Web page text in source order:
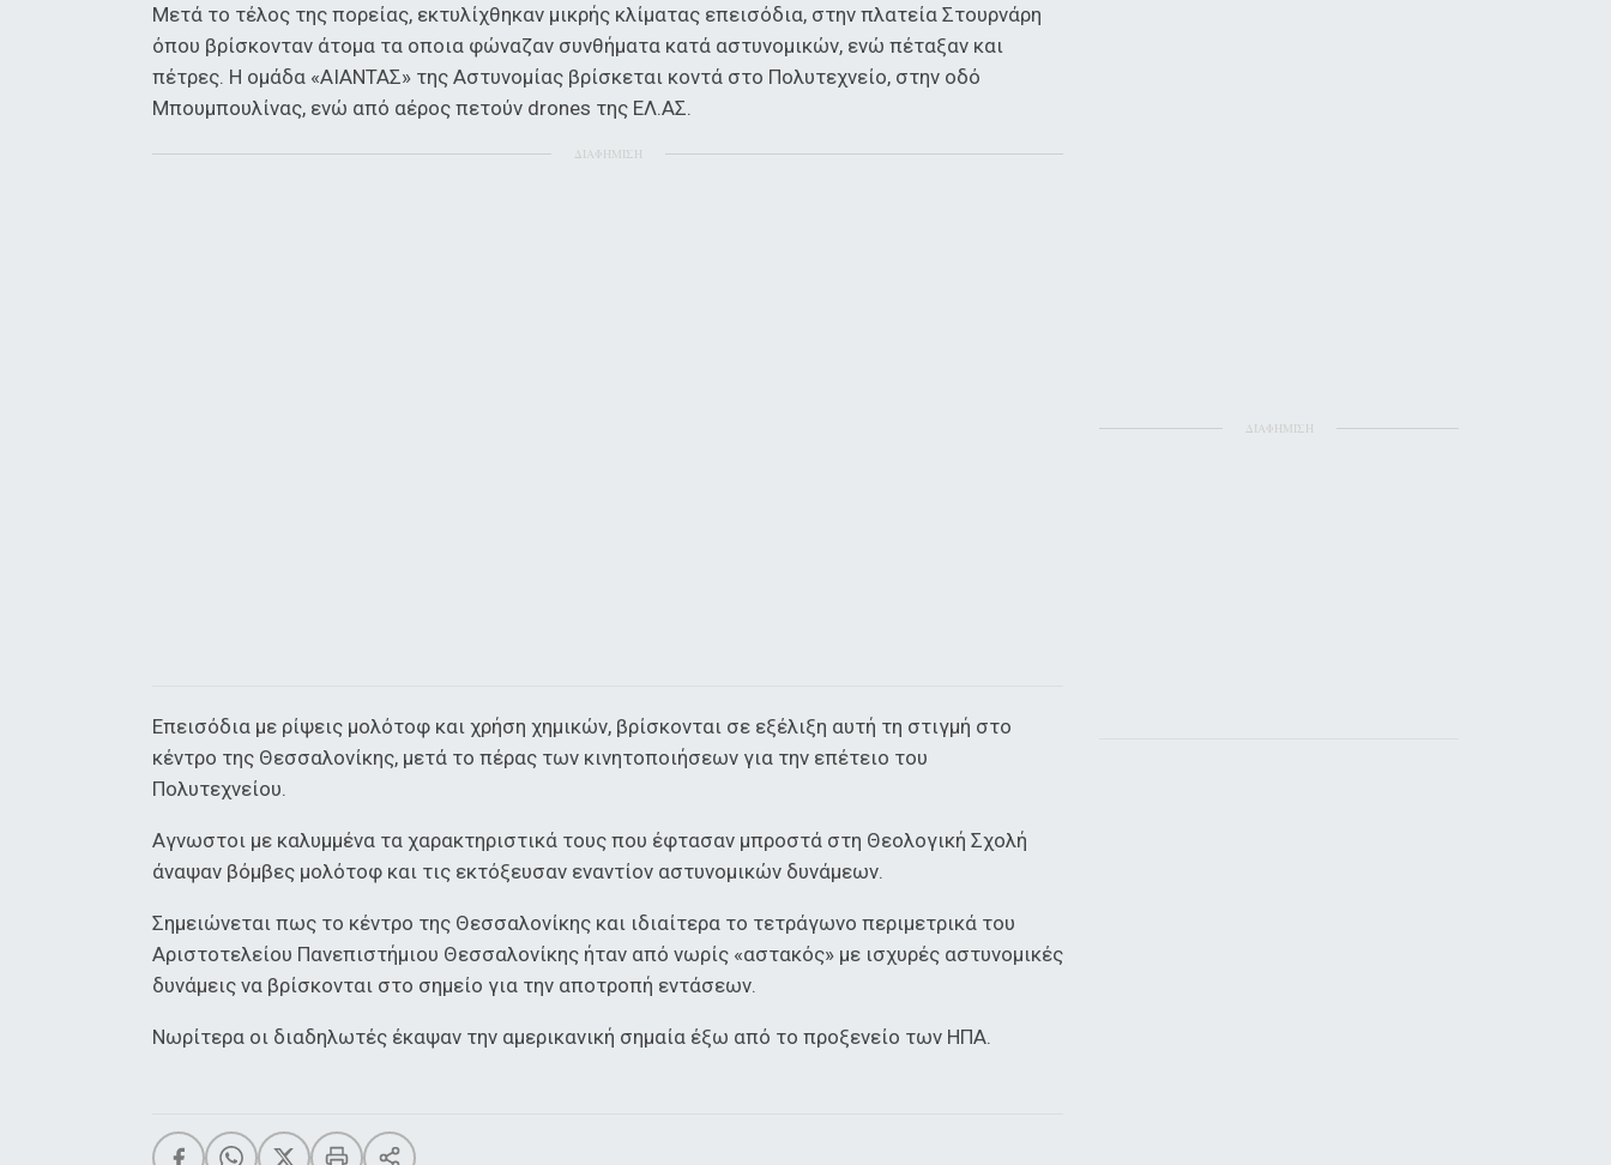
Μετά το τέλος της πορείας, εκτυλίχθηκαν μικρής κλίματας επεισόδια, στην πλατεία Στουρνάρη
όπου βρίσκονταν άτομα τα οποια φώναζαν συνθήματα κατά αστυνομικών, ενώ πέταξαν και
πέτρες. Η ομάδα «ΑΙΑΝΤΑΣ» της Αστυνομίας βρίσκεται κοντά στο Πολυτεχνείο, στην οδό
Μπουμπουλίνας, ενώ από αέρος πετούν drones της ΕΛ.ΑΣ.
ΔΙΑΦΗΜΙΣΗ
Επεισόδια με ρίψεις μολότοφ και χρήση χημικών, βρίσκονται σε εξέλιξη αυτή τη στιγμή στο
κέντρο της Θεσσαλονίκης, μετά το πέρας των κινητοποιήσεων για την επέτειο του
Πολυτεχνείου.
Αγνωστοι με καλυμμένα τα χαρακτηριστικά τους που έφτασαν μπροστά στη Θεολογική Σχολή
άναψαν βόμβες μολότοφ και τις εκτόξευσαν εναντίον αστυνομικών δυνάμεων.
Σημειώνεται πως το κέντρο της Θεσσαλονίκης και ιδιαίτερα το τετράγωνο περιμετρικά του
Αριστοτελείου Πανεπιστήμιου Θεσσαλονίκης ήταν από νωρίς «αστακός» με ισχυρές αστυνομικές
δυνάμεις να βρίσκονται στο σημείο για την αποτροπή εντάσεων.
Νωρίτερα οι διαδηλωτές έκαψαν την αμερικανική σημαία έξω από το προξενείο των ΗΠΑ.
ΔΙΑΦΗΜΙΣΗ